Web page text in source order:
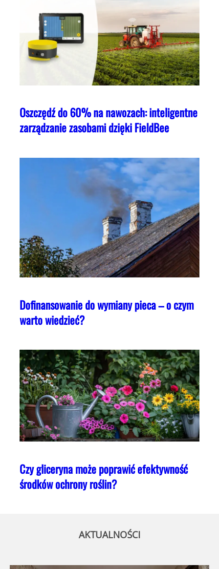
Oszczędź do 60% na nawozach: inteligentne
zarządzanie zasobami dzięki FieldBee
Dofinansowanie do wymiany pieca – o czym
warto wiedzieć?
Czy gliceryna może poprawić efektywność
środków ochrony roślin?
AKTUALNOŚCI